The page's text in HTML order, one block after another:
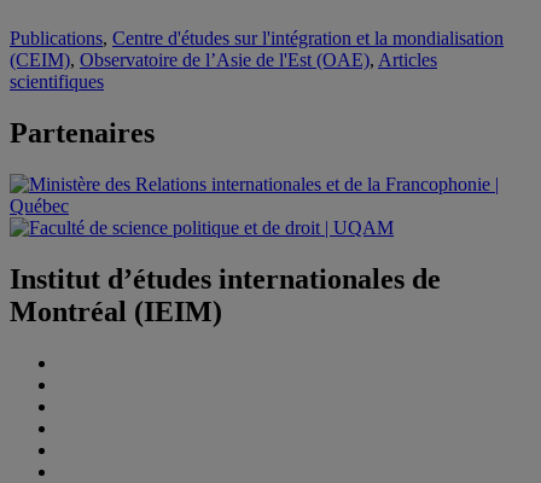
Publications, Centre d'études sur l'intégration et la mondialisation
(CEIM), Observatoire de l’Asie de l'Est (OAE), Articles
scientifiques
Partenaires
Institut d’études internationales de
Montréal (IEIM)